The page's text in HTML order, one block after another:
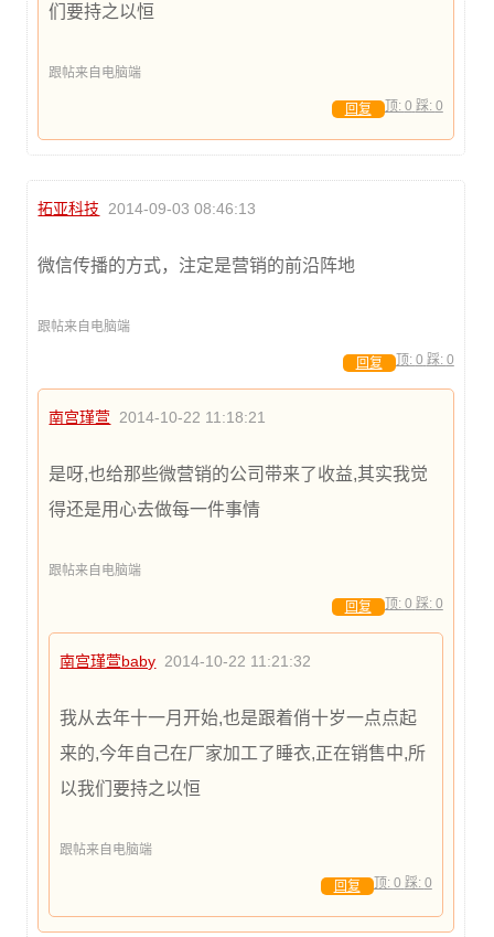
们要持之以恒
跟帖来自电脑端
顶: 0 踩: 0
回复
拓亚科技 2014-09-03 08:46:13
微信传播的方式，注定是营销的前沿阵地
跟帖来自电脑端
顶: 0 踩: 0
回复
南宫瑾萱 2014-10-22 11:18:21
是呀,也给那些微营销的公司带来了收益,其实我觉
得还是用心去做每一件事情
跟帖来自电脑端
顶: 0 踩: 0
回复
南宫瑾萱baby 2014-10-22 11:21:32
我从去年十一月开始,也是跟着俏十岁一点点起
来的,今年自己在厂家加工了睡衣,正在销售中,所
以我们要持之以恒
跟帖来自电脑端
顶: 0 踩: 0
回复